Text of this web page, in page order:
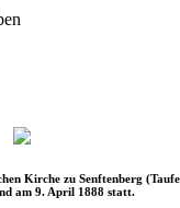
Kirche zu Senftenberg
am 9. April 1888 statt.